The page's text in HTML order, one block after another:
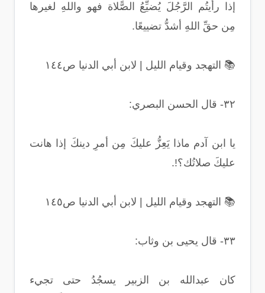
إذا رأيتُم الرَّجُلَ يُضيِّعُ الصًّلاة فهو واللهِ لغيرها
مِن حقِّ اللهِ أشدُّ تضييعًا.
📚 التهجد وقيام الليل | لابن أبي الدنيا ص١٤٤
٣٢- قال الحسن البصري:
يا ابن آدم ماذا يَعِزُّ عليكَ مِن أمرِ دينكَ إذا هانت
عليكَ صلاتُك؟!.
📚 التهجد وقيام الليل | لابن أبي الدنيا ص١٤٥
٣٣- قال يحيى بن وثاب:
كان عبدالله بن الزبير يسجُدُ حتى تجيء